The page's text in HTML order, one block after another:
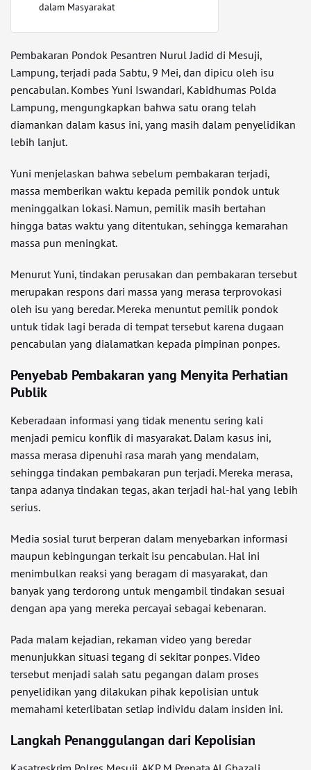
dalam Masyarakat
Pembakaran Pondok Pesantren Nurul Jadid di Mesuji,
Lampung, terjadi pada Sabtu, 9 Mei, dan dipicu oleh isu
pencabulan. Kombes Yuni Iswandari, Kabidhumas Polda
Lampung, mengungkapkan bahwa satu orang telah
diamankan dalam kasus ini, yang masih dalam penyelidikan
lebih lanjut.
Yuni menjelaskan bahwa sebelum pembakaran terjadi,
massa memberikan waktu kepada pemilik pondok untuk
meninggalkan lokasi. Namun, pemilik masih bertahan
hingga batas waktu yang ditentukan, sehingga kemarahan
massa pun meningkat.
Menurut Yuni, tindakan perusakan dan pembakaran tersebut
merupakan respons dari massa yang merasa terprovokasi
oleh isu yang beredar. Mereka menuntut pemilik pondok
untuk tidak lagi berada di tempat tersebut karena dugaan
pencabulan yang dialamatkan kepada pimpinan ponpes.
Penyebab Pembakaran yang Menyita Perhatian
Publik
Keberadaan informasi yang tidak menentu sering kali
menjadi pemicu konflik di masyarakat. Dalam kasus ini,
massa merasa dipenuhi rasa marah yang mendalam,
sehingga tindakan pembakaran pun terjadi. Mereka merasa,
tanpa adanya tindakan tegas, akan terjadi hal-hal yang lebih
serius.
Media sosial turut berperan dalam menyebarkan informasi
maupun kebingungan terkait isu pencabulan. Hal ini
menimbulkan reaksi yang beragam di masyarakat, dan
banyak yang terdorong untuk mengambil tindakan sesuai
dengan apa yang mereka percayai sebagai kebenaran.
Pada malam kejadian, rekaman video yang beredar
menunjukkan situasi tegang di sekitar ponpes. Video
tersebut menjadi salah satu pegangan dalam proses
penyelidikan yang dilakukan pihak kepolisian untuk
memahami keterlibatan setiap individu dalam insiden ini.
Langkah Penanggulangan dari Kepolisian